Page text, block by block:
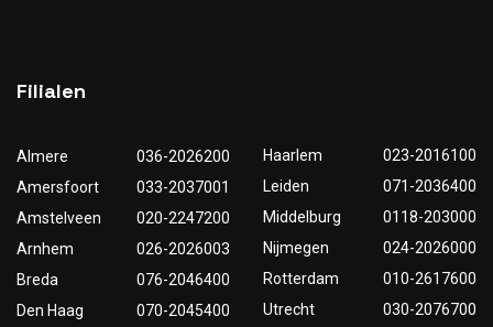
Filialen
Almere
036-2026200
Amersfoort
033-2037001
Amstelveen
020-2247200
Arnhem
026-2026003
Breda
076-2046400
Den Haag
070-2045400
Haarlem
023-2016100
Leiden
071-2036400
Middelburg
0118-203000
Nijmegen
024-2026000
Rotterdam
010-2617600
Utrecht
030-2076700